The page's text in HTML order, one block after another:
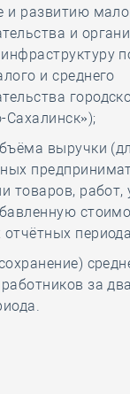
и развитию
и
и среднего
выручки
товаров, работ,
за